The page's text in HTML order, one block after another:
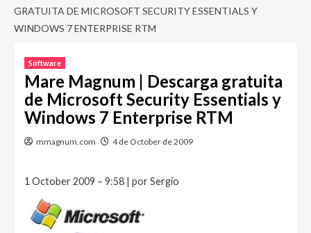
GRATUITA DE MICROSOFT SECURITY ESSENTIALS Y
WINDOWS 7 ENTERPRISE RTM
Software
Mare Magnum | Descarga gratuita
de Microsoft Security Essentials y
Windows 7 Enterprise RTM
mmagnum.com 4 de October de 2009
1 October 2009 – 9:58 | por Sergio